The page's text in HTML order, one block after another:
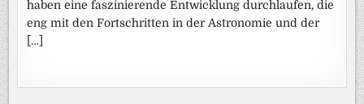
haben eine faszinierende Entwicklung durchlaufen, die
eng mit den Fortschritten in der Astronomie und der
[…]